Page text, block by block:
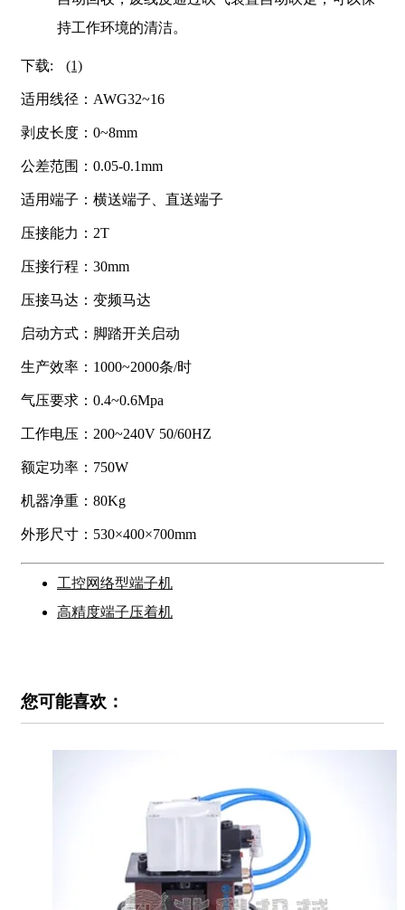
持工作环境的清洁。
下载: (1)
适用线径：AWG32~16
剥皮长度：0~8mm
公差范围：0.05-0.1mm
适用端子：横送端子、直送端子
压接能力：2T
压接行程：30mm
压接马达：变频马达
启动方式：脚踏开关启动
生产效率：1000~2000条/时
气压要求：0.4~0.6Mpa
工作电压：200~240V 50/60HZ
额定功率：750W
机器净重：80Kg
外形尺寸：530×400×700mm
工控网络型端子机
高精度端子压着机
您可能喜欢：